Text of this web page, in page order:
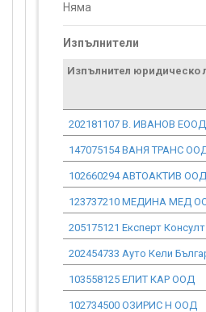
Няма
Изпълнители
Изпълнител юридическо
202181107 В. ИВАНОВ ЕООД
147075154 ВАНЯ ТРАНС
102660294 АВТОАКТИВ ООД
123737210 МЕДИНА МЕД
205175121 Експерт
202454733 Ауто Кели
103558125 ЕЛИТ КАР ООД
102734500 ОЗИРИС Н ООД